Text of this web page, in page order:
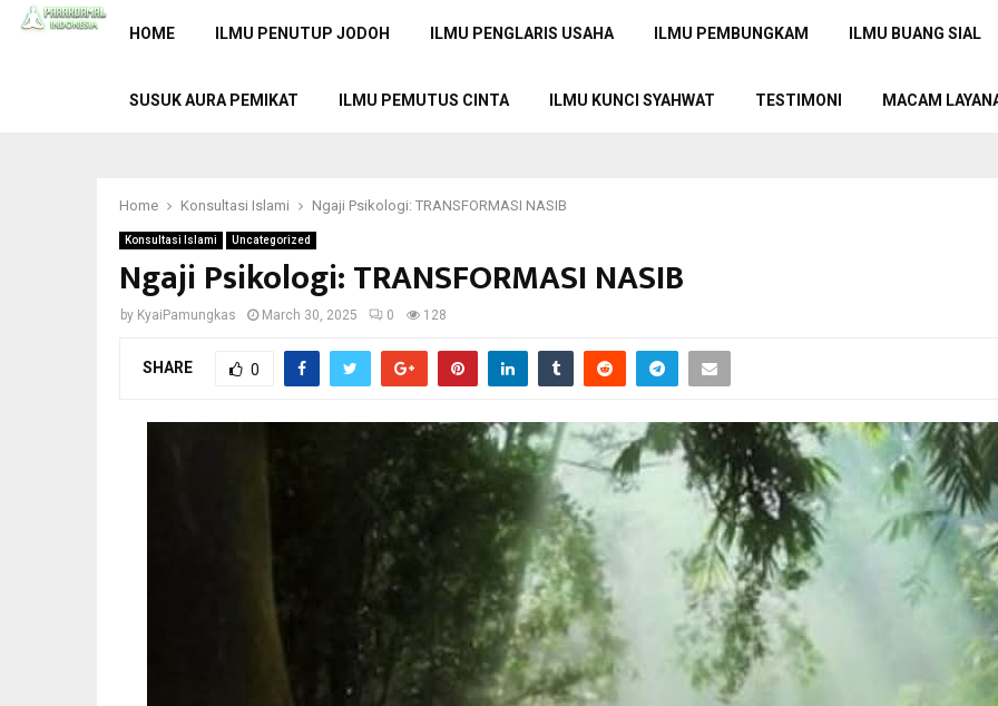
HOME ILMU PENUTUP JODOH ILMU PENGLARIS USAHA ILMU PEMBUNGKAM ILMU BUANG SIAL
SUSUK AURA PEMIKAT ILMU PEMUTUS CINTA ILMU KUNCI SYAHWAT TESTIMONI MACAM
Home Konsultasi Islami Ngaji Psikologi: TRANSFORMASI NASIB
Konsultasi Islami Uncategorized
Ngaji Psikologi: TRANSFORMASI NASIB
by KyaiPamungkas March 30, 2025 0 128
SHARE 0